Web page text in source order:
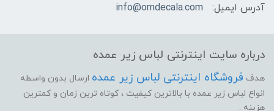
آدرس ایمیل:
info@omdecala.com
درباره سایت اینترنتی لباس زیر عمده
هدف فروشگاه اینترنتی لباس زیر عمده ارسال بدون واسطه
انواع لباس زیر عمده با بالاترین کیفیت ، کوتاه ترین زمان و کمترین
هزینه .